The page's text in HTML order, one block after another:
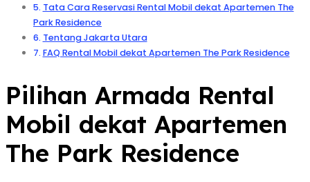
Tata Cara Reservasi Rental Mobil dekat Apartemen The
Park Residence
Tentang Jakarta Utara
FAQ Rental Mobil dekat Apartemen The Park Residence
Pilihan Armada Rental
Mobil dekat Apartemen
The Park Residence